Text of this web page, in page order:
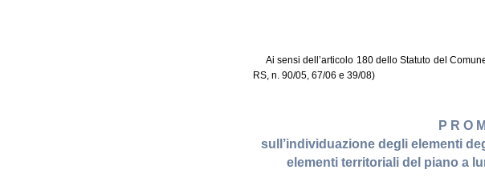
Ai sensi dell’articolo 180 dello Statuto del
RS, n. 90/05, 67/06 e 39/08)
P R O
sull’individuazione degli elementi
elementi territoriali del piano a